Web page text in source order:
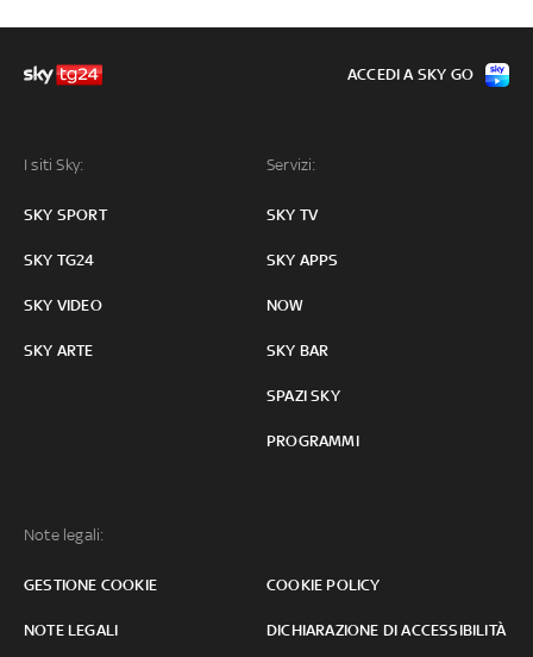
I siti Sky:
SKY SPORT
SKY TG24
SKY VIDEO
SKY ARTE
Servizi:
SKY TV
SKY APPS
NOW
SKY BAR
SPAZI SKY
PROGRAMMI
Note legali:
GESTIONE COOKIE COOKIE POLICY
NOTE LEGALI DICHIARAZIONE DI ACCESSIBILITÀ
ACCEDI A SKY GO